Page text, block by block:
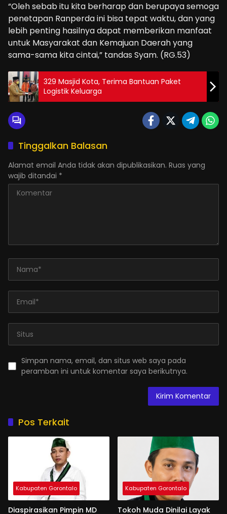
“Oleh sebab itu kita berharap dan berupaya semoga
penetapan Ranperda ini bisa tepat waktu, dan yang
lebih penting hasilnya dapat memberikan manfaat
untuk Masyarakat dan Kemajuan Daerah yang
sama-sama kita cintai,” tandas Syam. (RG.53)
329 Masjid Kota, Terima Bantuan Paket
Logistik Keluarga
Tinggalkan Balasan
Alamat email Anda tidak akan dipublikasikan. Ruas yang
wajib ditandai *
Simpan nama, email, dan situs web saya pada
peramban ini untuk komentar saya berikutnya.
Pos Terkait
Kabupaten Gorontalo
Diaspirasikan Pimpin MD
Kabupaten Gorontalo
Tokoh Muda Dinilai Layak